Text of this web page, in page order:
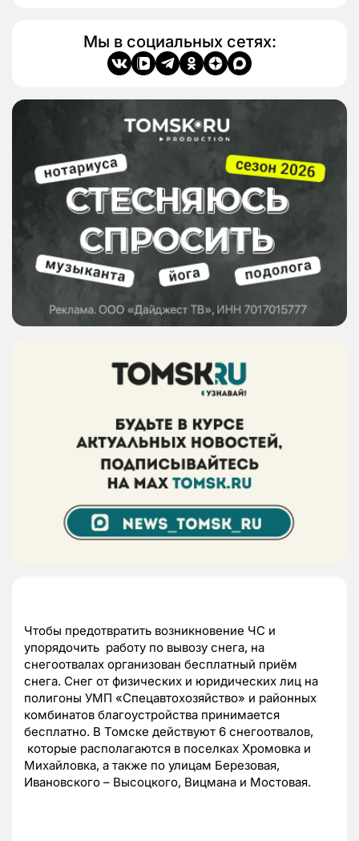
Мы в социальных сетях:
Чтобы предотвратить возникновение ЧС и
упорядочить работу по вывозу снега, на
снегоотвалах организован бесплатный приём
снега. Снег от физических и юридических лиц на
полигоны УМП «Спецавтохозяйство» и районных
комбинатов благоустройства принимается
бесплатно. В Томске действуют 6 снегоотвалов,
которые располагаются в поселках Хромовка и
Михайловка, а также по улицам Березовая,
Ивановского – Высоцкого, Вицмана и Мостовая.